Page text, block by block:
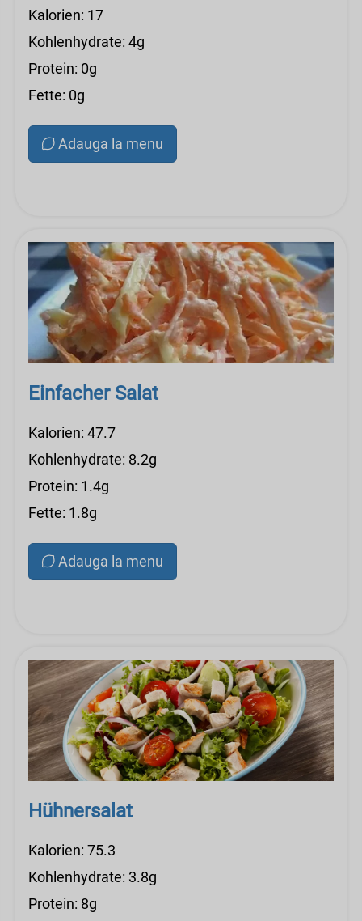
Kalorien: 17
Kohlenhydrate: 4g
Protein: 0g
Fette: 0g
Adauga la menu
Einfacher Salat
Kalorien: 47.7
Kohlenhydrate: 8.2g
Protein: 1.4g
Fette: 1.8g
Adauga la menu
Hühnersalat
Kalorien: 75.3
Kohlenhydrate: 3.8g
Protein: 8g